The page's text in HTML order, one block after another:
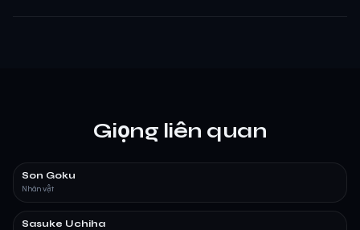
Giọng liên quan
Son Goku
Nhân vật
Sasuke Uchiha